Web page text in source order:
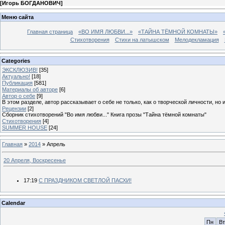
[Игорь БОГДАНОВИЧ]
Меню сайта
Главная страница «ВО ИМЯ ЛЮБВИ...» «ТАЙНА ТЁМНОЙ КОМНАТЫ»
Стихотворения
Стихи на латышском Мелодекламация
Categories
ЭКСКЛЮЗИВ! [35]
Актуально! [18]
Публикация [581]
Материалы об авторе [6]
Автор о себе [9]
В этом разделе, автор рассказывает о себе не только, как о творческой личности,
Рецензии [2]
Сборник стихотворений "Во имя любви..." Книга прозы "Тайна тёмной комнаты"
Стихотворения [4]
SUMMER HOUSE [24]
Главная » 2014 » Апрель
20 Апреля, Воскресенье
17:19 С ПРАЗДНИКОМ СВЕТЛОЙ ПАСХИ!
Calendar
Пн
Вт